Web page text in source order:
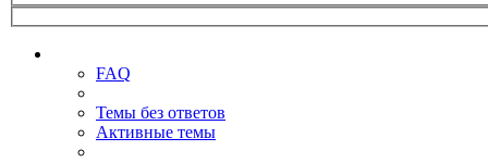
FAQ
Темы без ответов
Активные темы